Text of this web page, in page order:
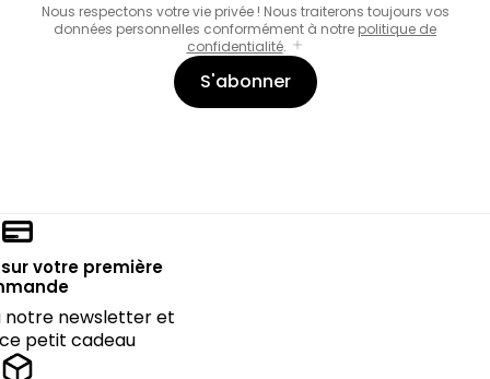
Nous respectons votre vie privée ! Nous traiterons toujours vos
données personnelles conformément à notre politique de
confidentialité.
S'abonner
votre première
notre newsletter et
petit cadeau